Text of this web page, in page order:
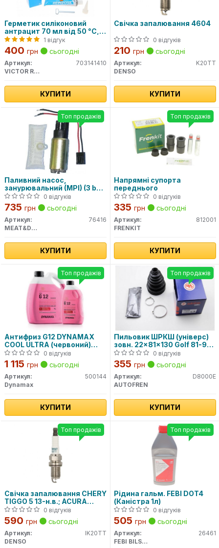
Герметик силіконовий
антрацит 70 мл від 50 °C,
до 320 °C 1 відгук
400 грн сьогодні
Артикул:
703141410
VICTOR REINZ
КУПИТИ
Свічка запалювання 4604
0 відгуків
210 грн сьогодні
Артикул:
K20TT
DENSO
КУПИТИ
Паливний насос,
занурювальний (MPI) (3 bar
95 l/h)
0 відгуків
735 грн сьогодні
Артикул:
76416
MEAT&DORIA
КУПИТИ
Топ продажів
Напрямні супорта
переднього
0 відгуків
335 грн сьогодні
Артикул:
812001
FRENKIT
КУПИТИ
Топ продажів
Антифриз G12 DYNAMAX
COOL ULTRA (червоний)
концентрат (4L)
0 відгуків
1 115 грн сьогодні
Артикул:
500144
Dynamax
КУПИТИ
Топ продажів
Пильовик ШРКШ (універс)
зовн. 22x81x130 Golf 81-97,
Passat 80-88, AUDI 80 -91
0 відгуків
355 грн сьогодні
Артикул:
D8000E
AUTOFREN
КУПИТИ
Топ продажів
Свічка запалювання CHERY
TIGGO 5 13-н.в.; ACURA
LEGEND II 91-96; ALFA
ROMEO 145 (930) 94-01;
0 відгуків
590 грн сьогодні
Артикул:
IK20TT
DENSO
Топ продажів
Рідина гальм. FEBI DOT4
(Каністра 1л)
0 відгуків
505 грн сьогодні
Артикул:
26461
FEBI BILSTEIN
Топ продажів